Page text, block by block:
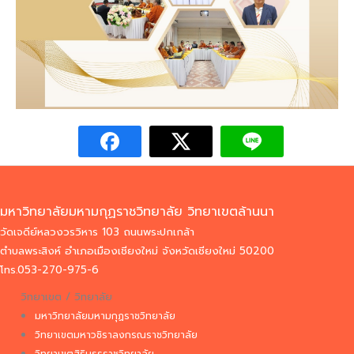
มหาวิทยาลัยมหามกุฏราชวิทยาลัย วิทยาเขตล้านนา
วัดเจดีย์หลวงวรวิหาร 103 ถนนพระปกเกล้า
ตำบลพระสิงห์ อำเภอเมืองเชียงใหม่ จังหวัดเชียงใหม่ 50200
โทร.053-270-975-6
วิทยาเขต / วิทยาลัย
มหาวิทยาลัยมหามกุฏราชวิทยาลัย
วิทยาเขตมหาวชิราลงกรณราชวิทยาลัย